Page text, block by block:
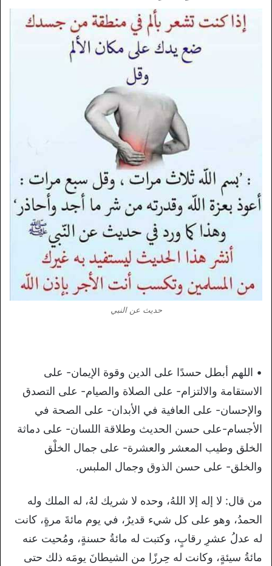
حديث عن النبي
• اللهم أبطل حسدًا على الدين وقوة الإيمان- على
الاستقامة والالتزام- على الصلاة والصيام- على التصدق
والإحسان- على العافية في الأبدان- على الصحة في
الأجسام-على حسن الحديث وطلاقة اللسان- على دماثة
الخلق وطيب المعشر والعشرة- على جمال الخلْق
والخلق- على حسن الذوق وجمال الملبس.
من قال: لا إله إلا اللهُ، وحده لا شريك لهُ، له الملك وله
الحمدُ، وهو على كل شيء قديرٌ، في يوم مائةَ مرةٍ، كانت
له عدلُ عشرِ رقابٍ، وكتبت له مائةُ حسنةٍ، ومُحيت عنه
مائةُ سيئةٍ، وكانت له حِرزًا من الشيطانَ يومَه ذلك حتى